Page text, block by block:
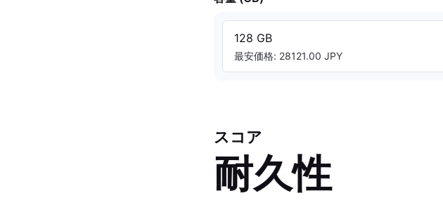
128 GB
最安価格: 28121.00 JPY
スコア
耐久性